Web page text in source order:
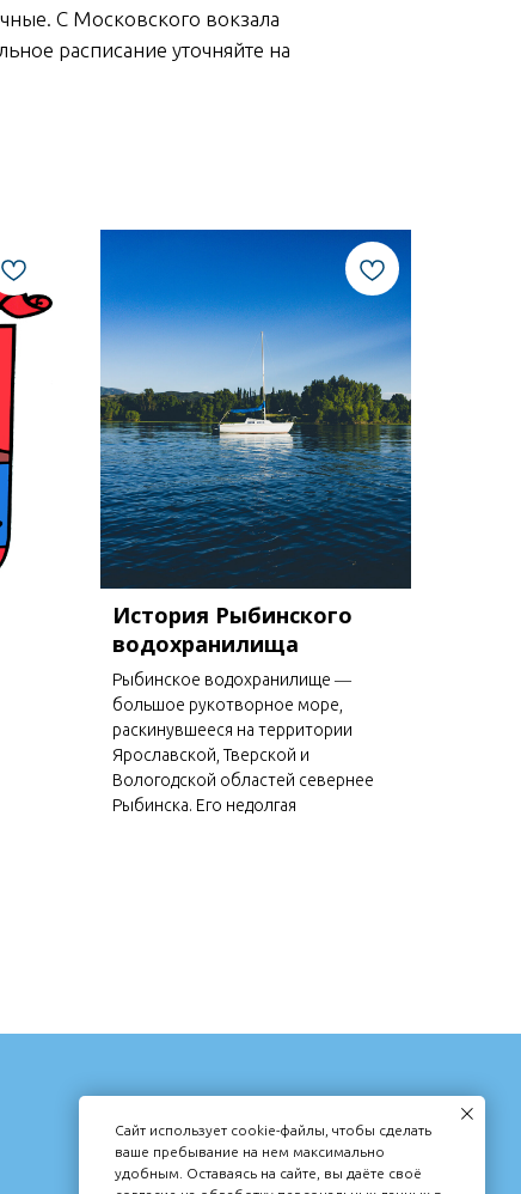
С Московского вокзала
расписание уточняйте на
История Рыбинского
водохранилища
Рыбинское водохранилище ―
большое рукотворное море,
раскинувшееся на территории
Ярославской, Тверской и
Вологодской областей севернее
Рыбинска. Его недолгая
MG284040@MAIL.RU
Сайт использует cookie-файлы, чтобы сделать
ваше пребывание на нем максимально
удобным. Оставаясь на сайте, вы даёте своё